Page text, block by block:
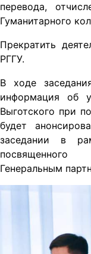
перевода,
Гуманитарного
Прекратить
РГГУ.
В ходе
информация об
Выготского при
будет
заседании в
Генеральным